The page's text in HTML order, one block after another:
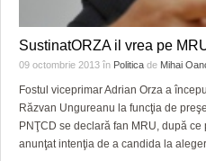
SustinatORZA il vrea pe
09 octombrie 2013 în Politica de Mihai
Fostul viceprimar Adrian Orza a
Răzvan Ungureanu la funcţia de
PNŢCD se declară fan MRU, după
anunţat intenţia de a candida la